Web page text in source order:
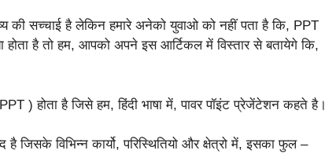
की सच्चाई है लेकिन हमारे अनेको युवाओ को नहीं पता है कि, PPT
होता है तो हम, आपको अपने इस आर्टिकल में विस्तार से बतायेगे कि,
) होता है जिसे हम, हिंदी भाषा में, पावर पॉइंट प्रेजेंटेशन कहते है।
विभिन्न कार्यो, परिस्थितियो और क्षेत्रो में, इसका फुल –